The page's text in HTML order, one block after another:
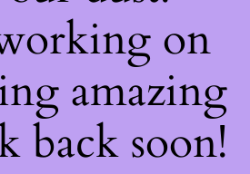
on
amazing
back soon!